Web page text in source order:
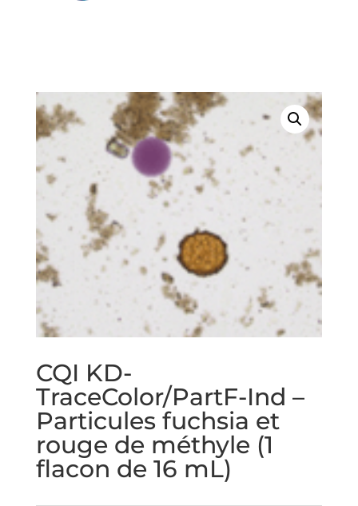
CQI KD-
TraceColor/PartF-Ind –
Particules fuchsia et
rouge de méthyle (1
flacon de 16 mL)